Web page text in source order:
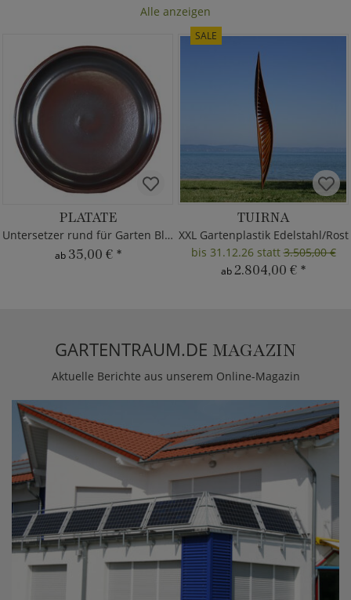
Alle anzeigen
PLATATE
Untersetzer rund für Garten Blumentöpfe
ab 35,00 € *
SALE
TUIRNA
XXL Gartenplastik Edelstahl/Rost
bis 31.12.26 statt3.505,00 €
ab2.804,00 € *
GARTENTRAUM.DE MAGAZIN
Aktuelle Berichte aus unserem Online-Magazin